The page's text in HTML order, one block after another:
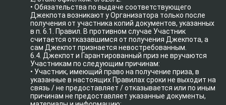
• Обязательства по выдаче соответствующего
Джекпота возникают у Организатора только после
получения от участника копий документов, указанных
в п. 6.1. Правил. В противном случае Участник
считается отказавшимся от получения Джекпота, а
сам Джекпот признается невостребованным.
6.4. Джекпот и Гарантированный приз не вручаются
Участникам по следующим причинам:
• Участник, имеющий право на получение приза, в
указанные в настоящих Правилах сроки не выходит на
связь / не предоставляет / отказывается или по иным
причинам не предоставляет указанные документы,